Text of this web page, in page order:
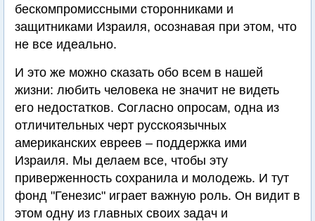
бескомпромиссными сторонниками и
защитниками Израиля, осознавая при этом, что
не все идеально.
И это же можно сказать обо всем в нашей
жизни: любить человека не значит не видеть
его недостатков. Согласно опросам, одна из
отличительных черт русскоязычных
американских евреев – поддержка ими
Израиля. Мы делаем все, чтобы эту
приверженность сохранила и молодежь. И тут
фонд "Генезис" играет важную роль. Он видит в
этом одну из главных своих задач и